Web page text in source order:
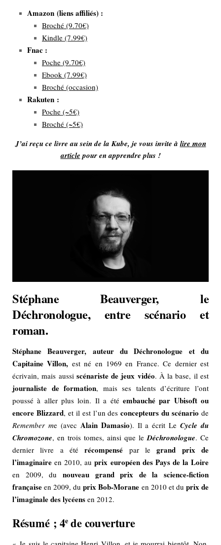
Amazon (liens affiliés) :
Broché (9.70€)
Kindle (7.99€)
Fnac :
Poche (9.70€)
Ebook (7.99€)
Broché (occasion)
Rakuten :
Poche (~5€)
Broché (~5€)
J’ai reçu ce livre au sein de la Kube, je vous invite à lire mon
articlepour en apprendre plus !
Stéphane Beauverger, le
Déchronologue, entre scénario et
roman.
Stéphane Beauverger, auteur du Déchronologue et du
Capitaine Villon, est né en 1969 en France. Ce dernier est
écrivain, mais aussi scénariste de jeux vidéo. À la base, il est
journaliste de formation, mais ses talents d’écriture l’ont
poussé à aller plus loin. Il a été embauché par Ubisoft ou
encore Blizzard, et il est l’un desconcepteurs du scénario de
Remember me (avec Alain Damasio). Il a écrit LeCycle du
Chromozone, en trois tomes, ainsi que leDéchronologue. Ce
dernier livre a étérécompensé par legrand prix de
l’imaginaire en 2010, auprix européen des Pays de la Loire
en 2009, du nouveau grand prix de la science-fiction
française en 2009, duprix Bob-Morane en 2010 et du prix de
l’imaginale des lycéens en 2012.
Résumé ; 4ede couverture